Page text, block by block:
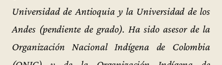
Universidad de Antioquia y la Universidad de los
Andes (pendiente de grado). Ha sido asesor de la
Organización Nacional Indígena de Colombia